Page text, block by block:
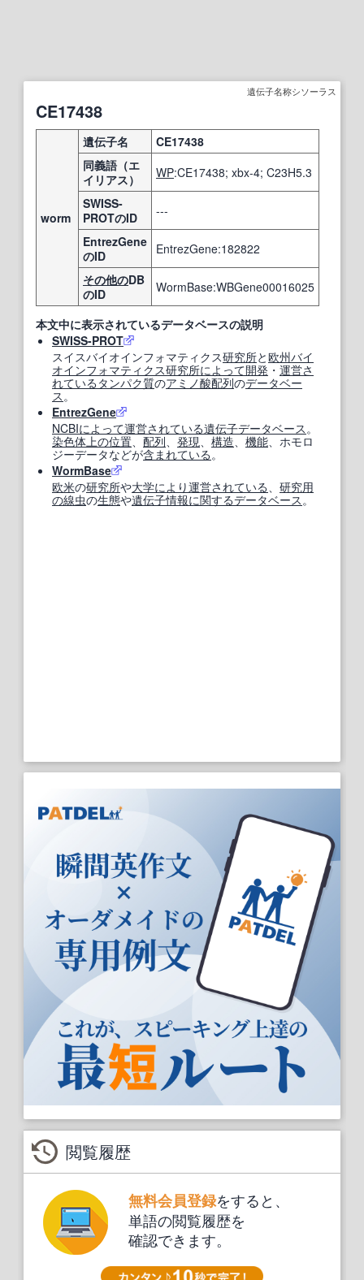
遺伝子名称シソーラス
CE17438
worm
遺伝子名
CE17438
同義語（エ
イリアス）
WP:CE17438; xbx-4; C23H5.3
SWISS-
PROTのID
---
EntrezGene
のID
EntrezGene:182822
その他のDB
のID
WormBase:WBGene00016025
本文中に表示されているデータベースの説明
SWISS-PROT
スイスバイオインフォマティクス研究所と欧州バイ
オインフォマティクス研究所によって開発 ・ 運営さ
れている タンパク質のアミノ酸配列のデータベー
ス 。
EntrezGene
NCBIによって運営されている遺伝子データベース 。
染色体 上の位置 配列 発現 構造 機能 、ホモロ
ジーデータなどが含まれている 。
WormBase
欧米の研究所や大学により運営されている 研究用
の線虫の生態や遺伝子情報に関するデータベース 。
閲覧履歴
無料会員登録をすると、
単語の閲覧履歴を
確認できます。